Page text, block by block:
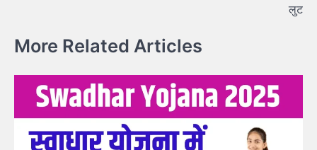
लुट
More Related Articles